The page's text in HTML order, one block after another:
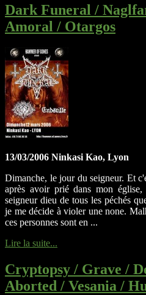
Dark Funeral /
Amoral / Otargos
13/03/2006 Ninkasi Kao, Lyon
Dimanche, le jour du seigneur. Et
après avoir prié dans mon
seigneur dieu de tous les péchés
je me décide à violer une none.
ces personnes sont en ...
Lire la suite...
Cryptopsy / Grave /
Aborted / Vesania /